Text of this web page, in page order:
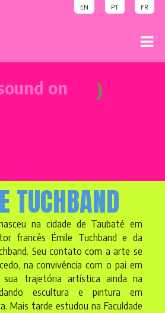
EN PT FR
time
on
TUCHBAND
na cidade de Taubaté em
francês Émile Tuchband e da
Seu contato com a arte se
na convivência com o pai em
sua trajetória artística ainda na
escultura e pintura em
Mais tarde estudou na Faculdade